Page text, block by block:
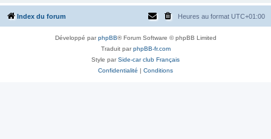
e
Index du forum Heures au format UTC+01:00
Développé parphpBB® Forum Software © phpBB Limited
Traduit parphpBB-fr.com
Style parSide-car club Français
Confidentialité
Conditions